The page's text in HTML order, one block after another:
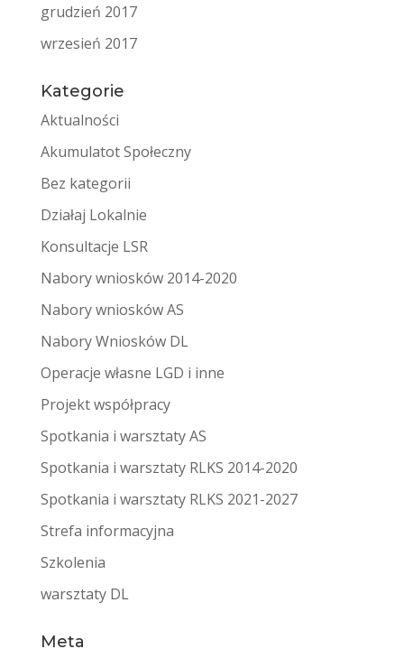
grudzień 2017
wrzesień 2017
Kategorie
Aktualności
Akumulatot Społeczny
Bez kategorii
Działaj Lokalnie
Konsultacje LSR
Nabory wniosków 2014-2020
Nabory wniosków AS
Nabory Wniosków DL
Operacje własne LGD i inne
Projekt współpracy
Spotkania i warsztaty AS
Spotkania i warsztaty RLKS 2014-2020
Spotkania i warsztaty RLKS 2021-2027
Strefa informacyjna
Szkolenia
warsztaty DL
Meta